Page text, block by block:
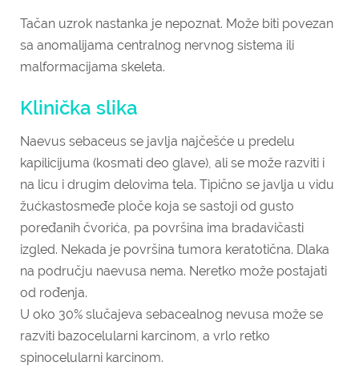
Tačan uzrok nastanka je nepoznat. Može biti povezan
sa anomalijama centralnog nervnog sistema ili
malformacijama skeleta.
Klinička slika
Naevus sebaceus se javlja najčešće u predelu
kapilicijuma (kosmati deo glave), ali se može razviti i
na licu i drugim delovima tela. Tipično se javlja u vidu
žućkastosmeđe ploče koja se sastoji od gusto
poređanih čvorića, pa površina ima bradavičasti
izgled. Nekada je površina tumora keratotična. Dlaka
na području naevusa nema. Neretko može postajati
od rođenja.
U oko 30% slučajeva sebacealnog nevusa može se
razviti bazocelularni karcinom, a vrlo retko
spinocelularni karcinom.